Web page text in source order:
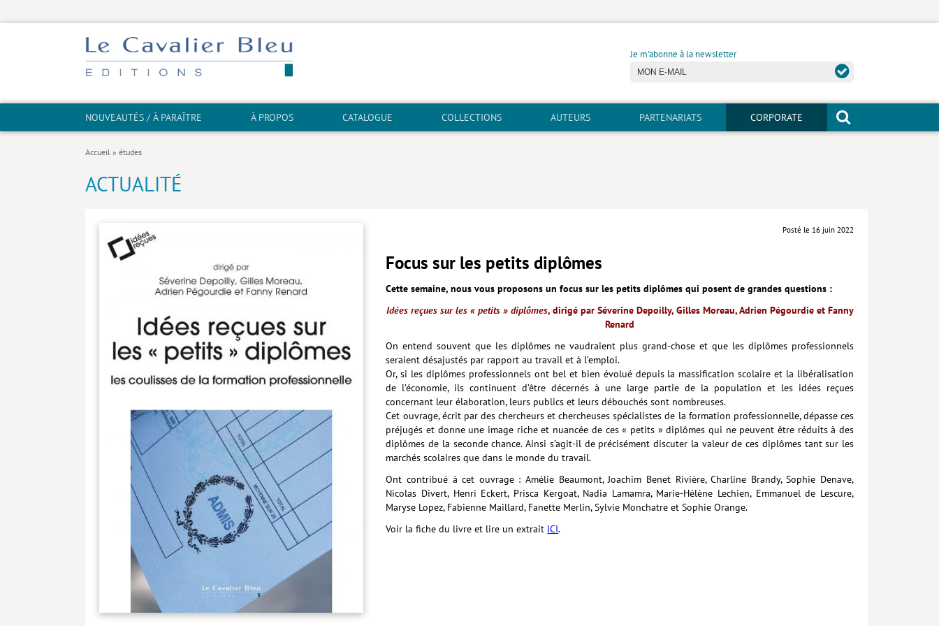
Je m'abonne à la newsletter
NOUVEAUTÉS / À PARAÎTRE À PROPOS CATALOGUE COLLECTIONS AUTEURS PARTENARIATS CORPORATE
Accueil » études
ACTUALITÉ
Posté le 16 juin 2022
Focus sur les petits diplômes
Cette semaine, nous vous proposons un focus sur les petits diplômes qui posent de grandes questions :
Idées reçues sur les « petits » diplômes, dirigé par Séverine Depoilly, Gilles Moreau, Adrien Pégourdie et Fanny
Renard
On entend souvent que les diplômes ne vaudraient plus grand-chose et que les diplômes professionnels
seraient désajustés par rapport au travail et à l’emploi.
Or, si les diplômes professionnels ont bel et bien évolué depuis la massification scolaire et la libéralisation
de l’économie, ils continuent d’être décernés à une large partie de la population et les idées reçues
concernant leur élaboration, leurs publics et leurs débouchés sont nombreuses.
Cet ouvrage, écrit par des chercheurs et chercheuses spécialistes de la formation professionnelle, dépasse ces
préjugés et donne une image riche et nuancée de ces « petits » diplômes qui ne peuvent être réduits à des
diplômes de la seconde chance. Ainsi s’agit-il de précisément discuter la valeur de ces diplômes tant sur les
marchés scolaires que dans le monde du travail.
Ont contribué à cet ouvrage : Amélie Beaumont, Joachim Benet Rivière, Charline Brandy, Sophie Denave,
Nicolas Divert, Henri Eckert, Prisca Kergoat, Nadia Lamamra, Marie-Hélène Lechien, Emmanuel de Lescure,
Maryse Lopez, Fabienne Maillard, Fanette Merlin, Sylvie Monchatre et Sophie Orange.
Voir la fiche du livre et lire un extrait ICI.